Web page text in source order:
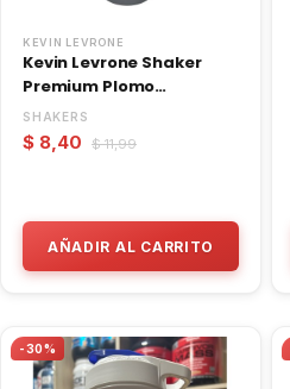
KEVIN LEVRONE
Kevin Levrone Shaker
Premium Plomo
600ml/20oz
SHAKERS
$ 8,40 $ 11,99
AÑADIR AL CARRITO
-30%